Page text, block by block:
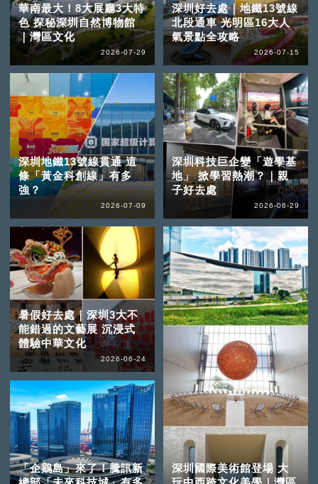
華南最大！8大展廳3大特
色 探秘深圳自然博物館
｜灣區文化
2026-07-29
深圳好去處｜地鐵13號線
北段通車 光明區16大人
氣景點全攻略
2026-07-15
深圳地鐵13號線貫通 這
條「黃金科創線」有多
強？
2026-07-09
深圳科技巨企變「遊學基
地」 掀學習熱潮？｜親
子好去處
2026-06-29
暑假好去處｜深圳3大不
能錯過的文藝展 沉浸式
體驗中華文化
2026-06-24
「企鵝島」來了！騰訊新
深圳國際美術館登場 大